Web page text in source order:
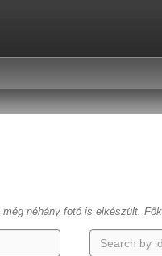
néhány fotó is elkészült.